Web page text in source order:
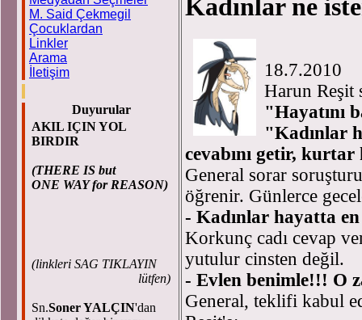
M. Said Çekmegil
Çocuklardan
Linkler
Arama
İletişim
Duyurular
AKIL IÇIN YOL
BIRDIR
(THERE IS but
ONE WAY for REASON)
(linkleri SAG TIKLAYIN
lütfen)
Sn.Soner YALÇIN'dan
Kadınlar ne
Harun Reşit
"Hayatını
"Kadınlar
cevabını getir,
General sorar
öğrenir. Günlerce
- Kadınlar hayatta
Korkunç cadı cevap
yutulur cinsten değil.
- Evlen benimle!!! O
General, teklifi kabul